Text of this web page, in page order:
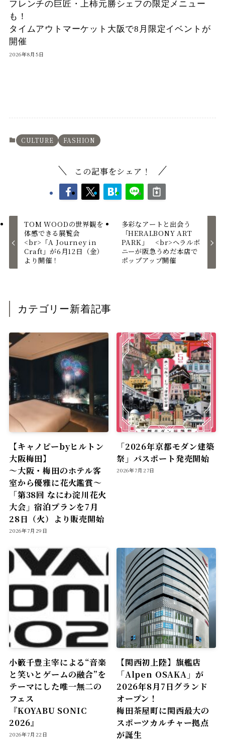
フレンチの巨匠・上柿元勝シェフの限定メニュー
も！
タイムアウトマーケット大阪で8月限定イベントが
開催
2026年8月5日
CULTURE FASHION
この記事をシェア！
TOM WOODの世界観を
体感できる展覧会
<br>「A Journey in
Craft」が6月12日（金）
より開催！
多彩なアートと出会う
「HERALBONY ART
PARK」 <br>ヘラルボ
ニーが阪急うめだ本店で
ポップアップ開催
カテゴリー新着記事
【キャノピーbyヒルトン
大阪梅田】
〜大阪・梅田のホテル客
室から優雅に花火鑑賞〜
「第38回 なにわ淀川花火
大会」宿泊プランを7月
28日（火）より販売開始
2026年7月29日
「2026年京都モダン建築
祭」パスポート発売開始
2026年7月27日
小籔千豊主宰による“音楽
と笑いとゲームの融合”を
テーマにした唯一無二の
フェス
『KOYABU SONIC
2026』
2026年7月22日
【関西初上陸】旗艦店
「Alpen OSAKA」が
2026年8月7日グランド
オープン！
梅田茶屋町に関西最大の
スポーツカルチャー拠点
が誕生